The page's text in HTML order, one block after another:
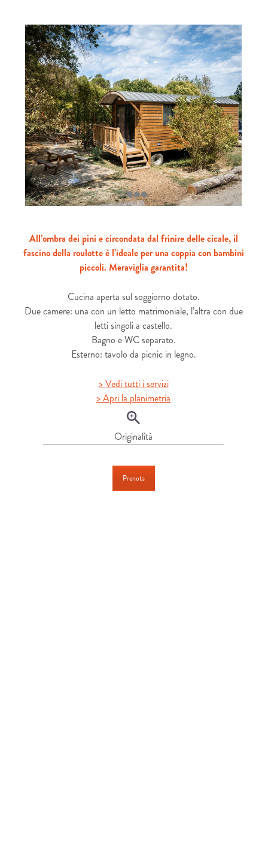
All’ombra dei pini e circondata dal frinire delle cicale, il
fascino della roulotte è l’ideale per una coppia con bambini
piccoli. Meraviglia garantita!
Cucina aperta sul soggiorno dotato.
Due camere: una con un letto matrimoniale, l’altra con due
letti singoli a castello.
Bagno e WC separato.
Esterno: tavolo da picnic in legno.
> Vedi tutti i servizi
> Apri la planimetria
Originalità
Prenota